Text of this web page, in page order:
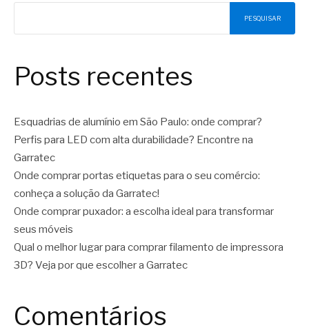
PESQUISAR
Posts recentes
Esquadrias de alumínio em São Paulo: onde comprar?
Perfis para LED com alta durabilidade? Encontre na
Garratec
Onde comprar portas etiquetas para o seu comércio:
conheça a solução da Garratec!
Onde comprar puxador: a escolha ideal para transformar
seus móveis
Qual o melhor lugar para comprar filamento de impressora
3D? Veja por que escolher a Garratec
Comentários